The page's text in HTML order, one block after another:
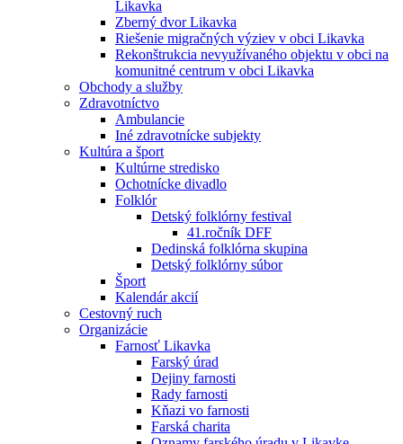
Likavka
Zberný dvor Likavka
Riešenie migračných výziev v obci Likavka
Rekonštrukcia nevyužívaného objektu v obci na
komunitné centrum v obci Likavka
Obchody a služby
Zdravotníctvo
Ambulancie
Iné zdravotnícke subjekty
Kultúra a šport
Kultúrne stredisko
Ochotnícke divadlo
Folklór
Detský folklórny festival
41.ročník DFF
Dedinská folklórna skupina
Detský folklórny súbor
Šport
Kalendár akcií
Cestovný ruch
Organizácie
Farnosť Likavka
Farský úrad
Dejiny farnosti
Rady farnosti
Kňazi vo farnosti
Farská charita